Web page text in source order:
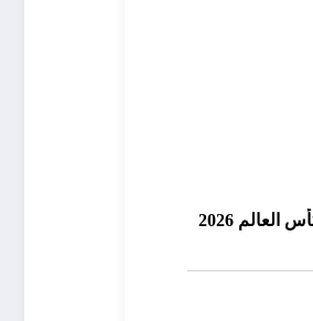
مواعيد مباريات الأرجنتين في كأس العالم 2026